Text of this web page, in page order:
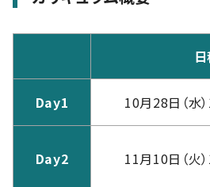
Day1 10月28日（水
Day2 11月10日（火